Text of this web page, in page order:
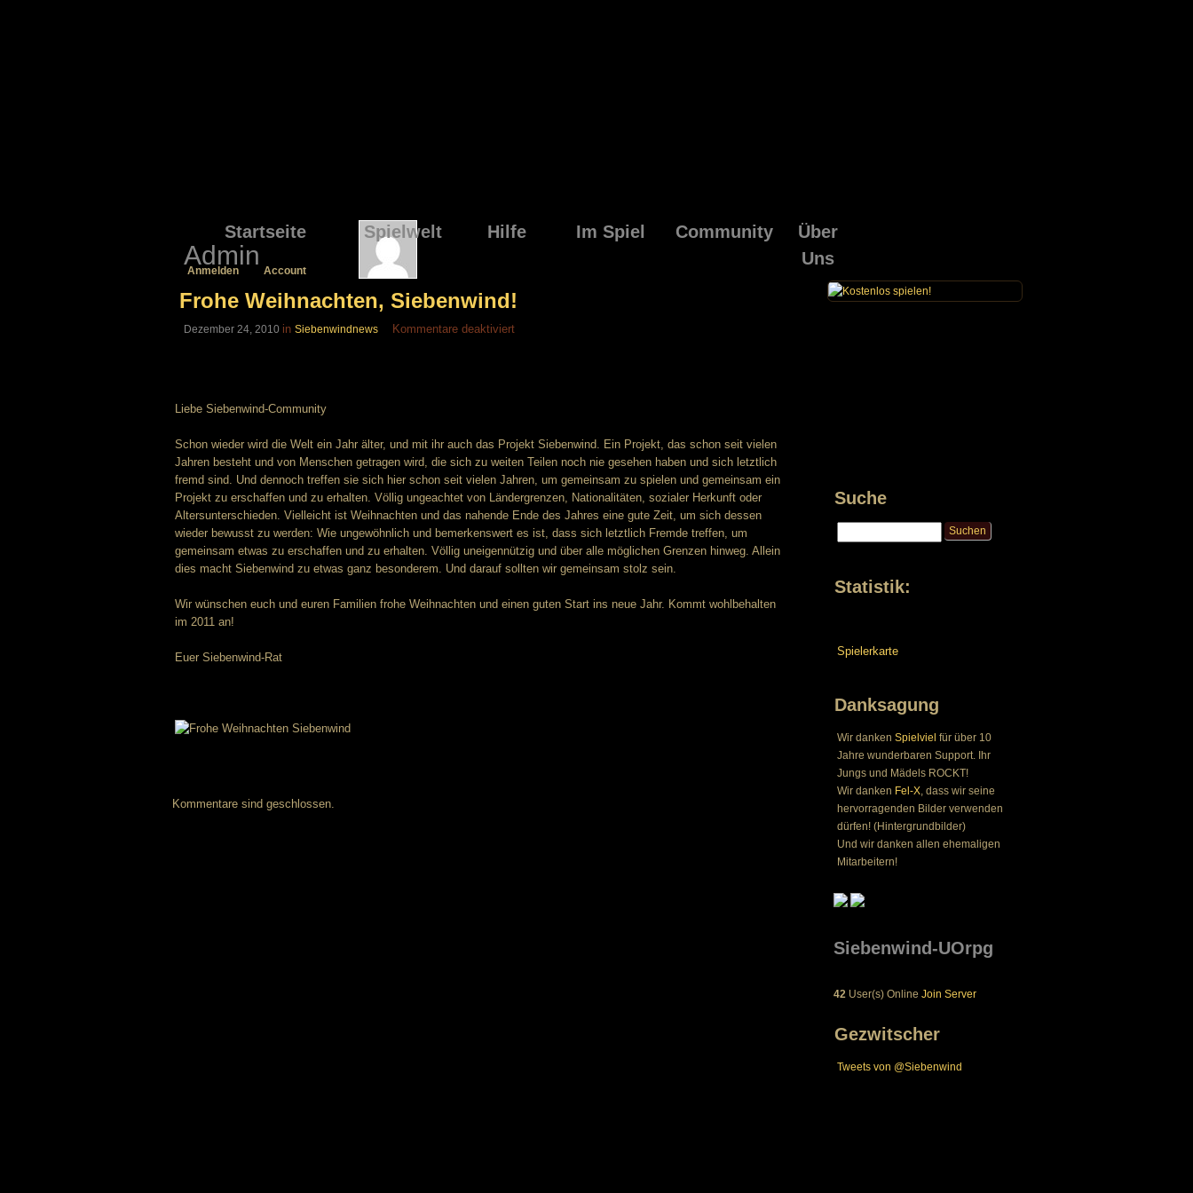
Startseite Spielwelt Hilfe Im Spiel Community
Über
Uns
Admin
Anmelden Account
Frohe Weihnachten, Siebenwind!
Dezember 24, 2010 in Siebenwindnews Kommentare deaktiviertfür
Liebe Siebenwind-Community
Schon wieder wird die Welt ein Jahr älter, und mit ihr auch das Projekt Siebenwind. Ein Projekt, das schon seit vielen
Jahren besteht und von Menschen getragen wird, die sich zu weiten Teilen noch nie gesehen haben und sich letztlich
fremd sind. Und dennoch treffen sie sich hier schon seit vielen Jahren, um gemeinsam zu spielen und gemeinsam ein
Projekt zu erschaffen und zu erhalten. Völlig ungeachtet von Ländergrenzen, Nationalitäten, sozialer Herkunft oder
Altersunterschieden. Vielleicht ist Weihnachten und das nahende Ende des Jahres eine gute Zeit, um sich dessen
wieder bewusst zu werden: Wie ungewöhnlich und bemerkenswert es ist, dass sich letztlich Fremde treffen, um
gemeinsam etwas zu erschaffen und zu erhalten. Völlig uneigennützig und über alle möglichen Grenzen hinweg. Allein
dies macht Siebenwind zu etwas ganz besonderem. Und darauf sollten wir gemeinsam stolz sein.
Wir wünschen euch und euren Familien frohe Weihnachten und einen guten Start ins neue Jahr. Kommt wohlbehalten
im 2011 an!
Euer Siebenwind-Rat
Kommentare sind geschlossen.
Suche
Statistik:
Spielerkarte
Danksagung
Wir danken Spielviel für über 10
Jahre wunderbaren Support. Ihr
Jungs und Mädels ROCKT!
Wir danken Fel-X, dass wir seine
hervorragenden Bilder verwenden
dürfen! (Hintergrundbilder)
Und wir danken allen ehemaligen
Mitarbeitern!
Siebenwind-UOrpg
42 User(s) Online Join Server
Gezwitscher
Tweets von @Siebenwind